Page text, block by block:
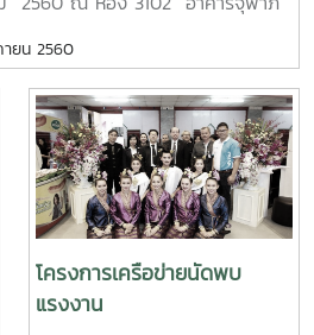
ศวร เบญจพิธพรบวร (บริษัทจัดหา
เคเค ดอท คอม จำกัด)เพื่อนักศึกษา
การเตรียมความพร้อม เทคนิคต่าง ๆ
ใช้ในการสมัครงานและพัฒนาตนเอง
ำงานต่อไป
ยน 2560
โครงการเครือข่ายนัดพบ
แรงงาน